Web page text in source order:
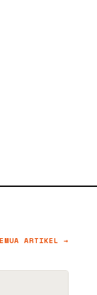
ARTIKEL →